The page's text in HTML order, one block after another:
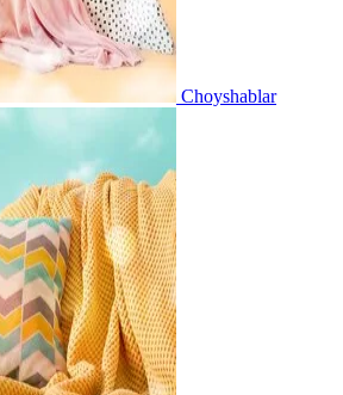
Choyshablar